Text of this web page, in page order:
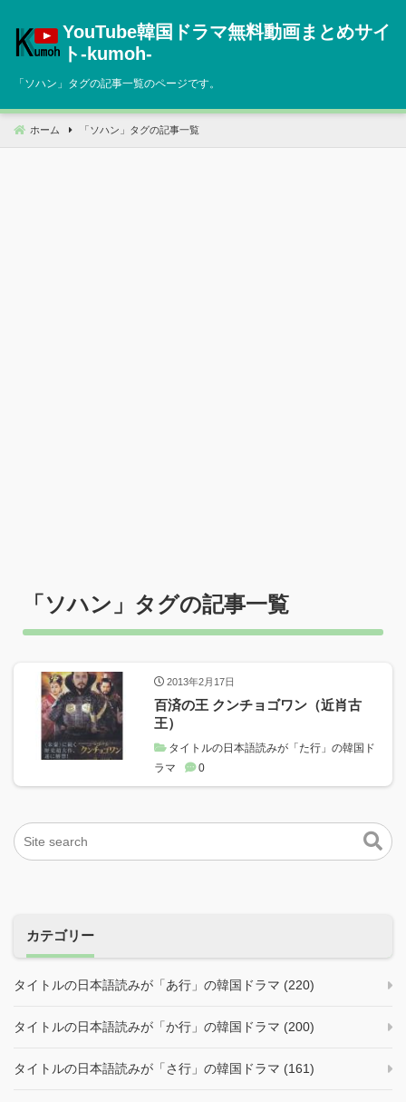
へ
動
YouTube韓国ドラマ無料動画まとめサイ
ト‐kumoh‐
「ソハン 」タグの記事一覧のページです。
ホーム 「 ソハン 」タグの記事一覧
「ソハン 」タグの記事一覧
2013年2月17日
百済の王 クンチョゴワン（近肖古
王）
タイトルの日本語読みが「た行」の韓国ド
ラマ
0
カテゴリー
タイトルの日本語読みが「あ行」の韓国ドラマ (220)
タイトルの日本語読みが「か行」の韓国ドラマ (200)
タイトルの日本語読みが「さ行」の韓国ドラマ (161)